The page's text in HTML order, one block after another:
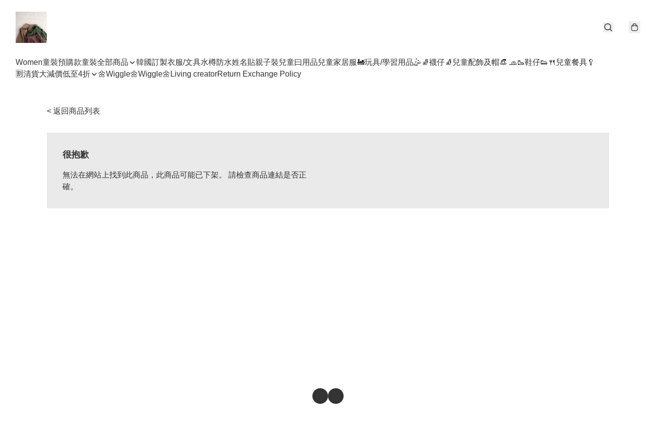
Women童裝預購款童裝全部商品 韓國訂製衣服/文具水樽防水姓名貼親子裝兒童曰用品兒童家居服🚂玩具/學習用品🤹 🧦襪仔🧦 兒童配飾及帽👒 🧢🥾鞋仔👟 🍴兒童餐具🥄
🈹清貨大減價低至4折
🌼Wiggle🌼Wiggle🌼 Living creatorReturn Exchange Policy
< 返回商品列表
很抱歉
無法在網站上找到此商品，此商品可能已下架。 請檢查商品連結是否正
確。